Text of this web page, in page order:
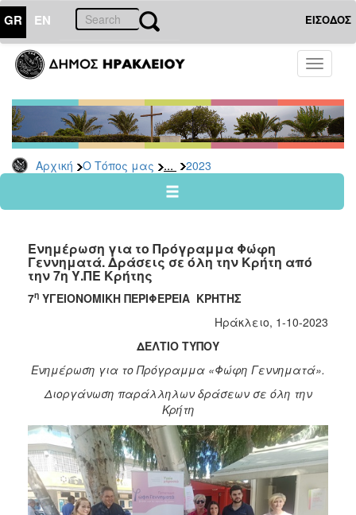
GR EN ΕΙΣΟΔΟΣ
Toggle
Αρχική Ο Τόπος μας ... 2023
ΤΟΠΟΣ
ΜΑΣ
Ανακοινώσεις
Αρχείο
2026
2024
2022
2021
2020
2017
2016
2015
2012
2011
Ενημέρωση για το Πρόγραμμα Φώφη
Γεννηματά. Δράσεις σε όλη την Κρήτη από
την 7η Υ.ΠΕ Κρήτης
7η ΥΓΕΙΟΝΟΜΙΚΗ ΠΕΡΙΦΕΡΕΙΑ ΚΡΗΤΗΣ
Ηράκλειο, 1-10-2023
ΔΕΛΤΙΟ ΤΥΠΟΥ
Ενημέρωση για το Πρόγραμμα «Φώφη Γεννηματά».
Διοργάνωση παράλληλων δράσεων σε όλη την
Κρήτη